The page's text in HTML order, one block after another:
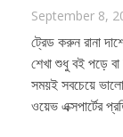
September 8,
ট্রেড করুন রানা
শেখা শুধু বই পড়ে বা
সময়ই সবচেয়ে
ওয়েভ এক্সপার্টের